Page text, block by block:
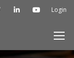
Login